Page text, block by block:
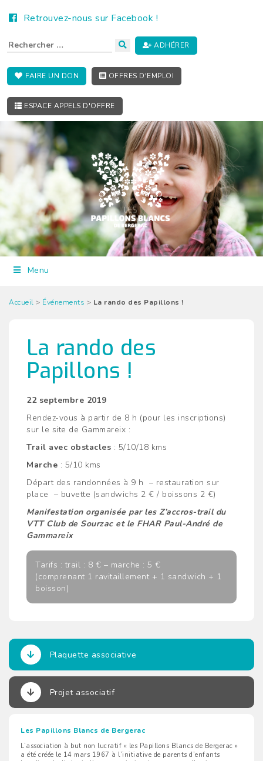
Retrouvez-nous sur Facebook !
ADHÉRER
FAIRE UN DON OFFRES D'EMPLOI
ESPACE APPELS D'OFFRE
Menu
Accueil > Événements > La rando des Papillons !
La rando des
Papillons !
22 septembre 2019
Rendez-vous à partir de 8 h (pour les inscriptions)
sur le site de Gammareix :
Trail avec obstacles : 5/10/18 kms
Marche : 5/10 kms
Départ des randonnées à 9 h – restauration sur
place – buvette (sandwichs 2 € / boissons 2 €)
Manifestation organisée par les Z’accros-trail du
VTT Club de Sourzac et le FHAR Paul-André de
Gammareix
Tarifs : trail : 8 € – marche : 5 €
(comprenant 1 ravitaillement + 1 sandwich + 1
boisson)
Plaquette associative
Projet associatif
Les Papillons Blancs de Bergerac
L’association à but non lucratif « les Papillons Blancs de Bergerac »
a été créée le 14 mars 1967 à l’initiative de parents d’enfants